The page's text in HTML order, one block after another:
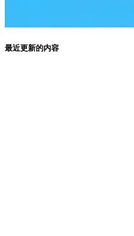
最近更新的内容